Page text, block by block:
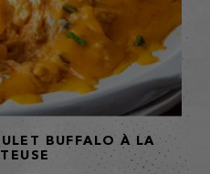
BUFFALO À LA